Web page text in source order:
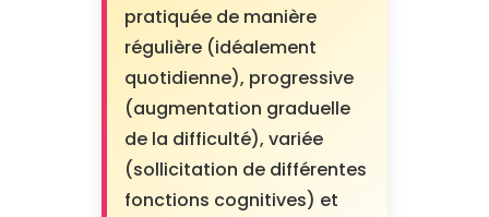
pratiquée de manière
régulière (idéalement
quotidienne), progressive
(augmentation graduelle
de la difficulté), variée
(sollicitation de différentes
fonctions cognitives) et